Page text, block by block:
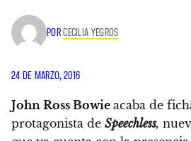
PORCECILIA YEGROS
24 DE MARZO, 2016
John Ross Bowie acaba de
protagonista de Speechless,